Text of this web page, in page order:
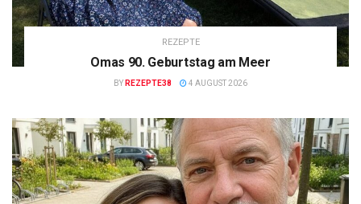
REZEPTE
Omas 90. Geburtstag am Meer
BY REZEPTE38 4 AUGUST 2026